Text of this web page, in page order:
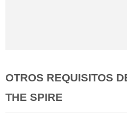
OTROS REQUISITOS
THE SPIRE